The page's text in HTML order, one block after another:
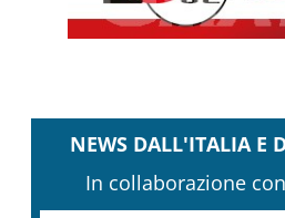
NEWS DALL'ITALIA E
In collaborazione